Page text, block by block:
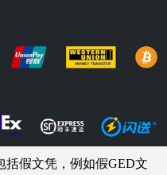
括假文凭，例如假GED文